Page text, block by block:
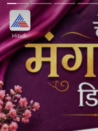
Hindi